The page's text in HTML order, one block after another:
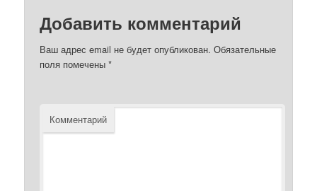
Добавить комментарий
Ваш адрес email не будет опубликован. Обязательные
поля помечены*
Комментарий